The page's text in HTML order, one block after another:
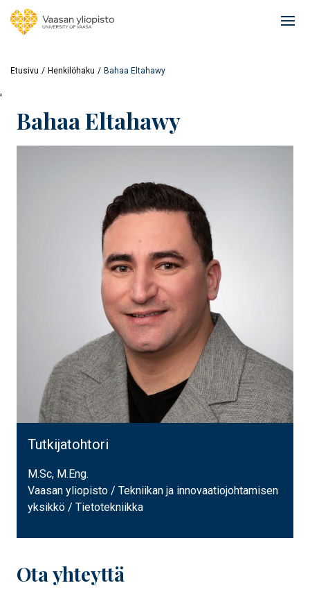
Etusivu Henkilöhaku Bahaa Eltahawy
'
Bahaa Eltahawy
Tutkijatohtori
M.Sc, M.Eng.
Vaasan yliopisto / Tekniikan ja innovaatiojohtamisen
yksikkö / Tietotekniikka
Ota yhteyttä